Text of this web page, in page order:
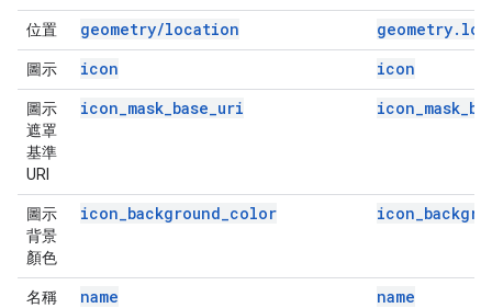
位置 geometry/location
圖示 icon icon
圖示
遮罩
基準
URI
icon_mask_base_uri
圖示
背景
顏色
icon_background_color
名稱 name name